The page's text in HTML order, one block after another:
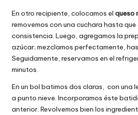
En otro recipiente, colocamos el queso
removemos con una cuchara hasta que
consistencia. Luego, agregamos la
azúcar; mezclamos perfectamente,
Seguidamente, reservamos en el
minutos.
En un bol batimos dos claras, con una
a punto nieve. Incorporamos éste
anterior. Revolvemos bien los